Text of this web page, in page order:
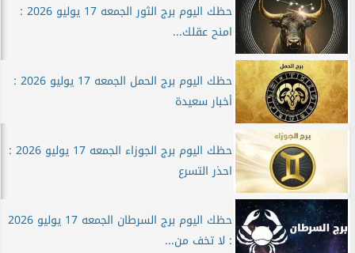
حظك اليوم برج الثور الجمعه 17 يوليو 2026 :
امنح عقلك...
حظك اليوم برج الحمل الجمعه 17 يوليو 2026 :
أخبار سعيدة
حظك اليوم برج الجوزاء الجمعه 17 يوليو 2026 :
احذر التسرع
حظك اليوم برج السرطان الجمعه 17 يوليو 2026
: لا تخف من...